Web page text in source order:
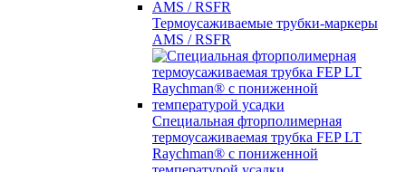
Термоусаживаемые трубки-маркеры
AMS / RSFR
Специальная фторполимерная
термоусаживаемая трубка FEP LT
Raychman® с пониженной